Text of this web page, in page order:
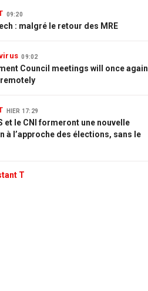
09:20
: malgré le retour des MRE
09:02
Council meetings will once again
remotely
HIER 17:29
et le CNI formeront une nouvelle
à l’approche des élections, sans le
T